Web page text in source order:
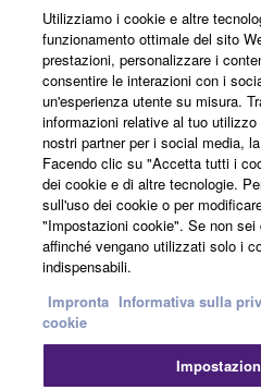
In
Guarda
Utilizziamo i cookie e altre
funzionamento ottimale del sito
prestazioni, personalizzare i
consentire le interazioni con i
un'esperienza utente su misura.
informazioni relative al tuo
nostri partner per i social media,
Facendo clic su "Accetta tutti i
dei cookie e di altre tecnologie.
sull'uso dei cookie o per
"Impostazioni cookie". Se non sei
affinché vengano utilizzati solo i
indispensabili.
Impronta Informativa sulla
cookie